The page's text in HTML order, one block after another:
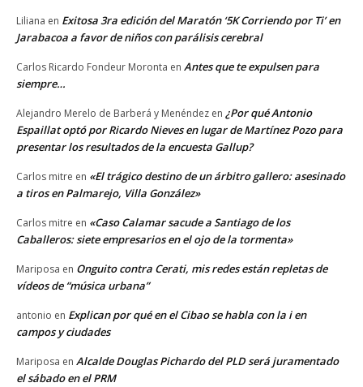
Liliana en Exitosa 3ra edición del Maratón ‘5K Corriendo por Ti’ en
Jarabacoa a favor de niños con parálisis cerebral
Carlos Ricardo Fondeur Moronta en Antes que te expulsen para
siempre…
Alejandro Merelo de Barberá y Menéndez en ¿Por qué Antonio
Espaillat optó por Ricardo Nieves en lugar de Martínez Pozo para
presentar los resultados de la encuesta Gallup?
Carlos mitre en «El trágico destino de un árbitro gallero: asesinado
a tiros en Palmarejo, Villa González»
Carlos mitre en «Caso Calamar sacude a Santiago de los
Caballeros: siete empresarios en el ojo de la tormenta»
Mariposa en Onguito contra Cerati, mis redes están repletas de
vídeos de “música urbana”
antonio en Explican por qué en el Cibao se habla con la i en
campos y ciudades
Mariposa en Alcalde Douglas Pichardo del PLD será juramentado
el sábado en el PRM